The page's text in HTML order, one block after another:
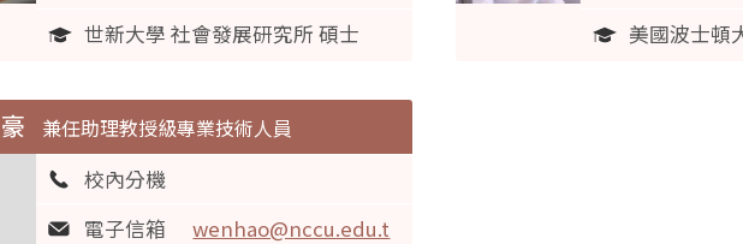
世新大學 社會發展研究所 碩士
美國波士頓
兼任助理教授級專業技術人員
校內分機
電子信箱
wenhao@nccu.edu.t